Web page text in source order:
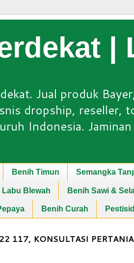
|
Jual produk
dropship, reseller,
Indonesia.
Benih Timun Semangka
Labu Blewah Benih Sawi &
Benih Curah
117, KONSULTASI